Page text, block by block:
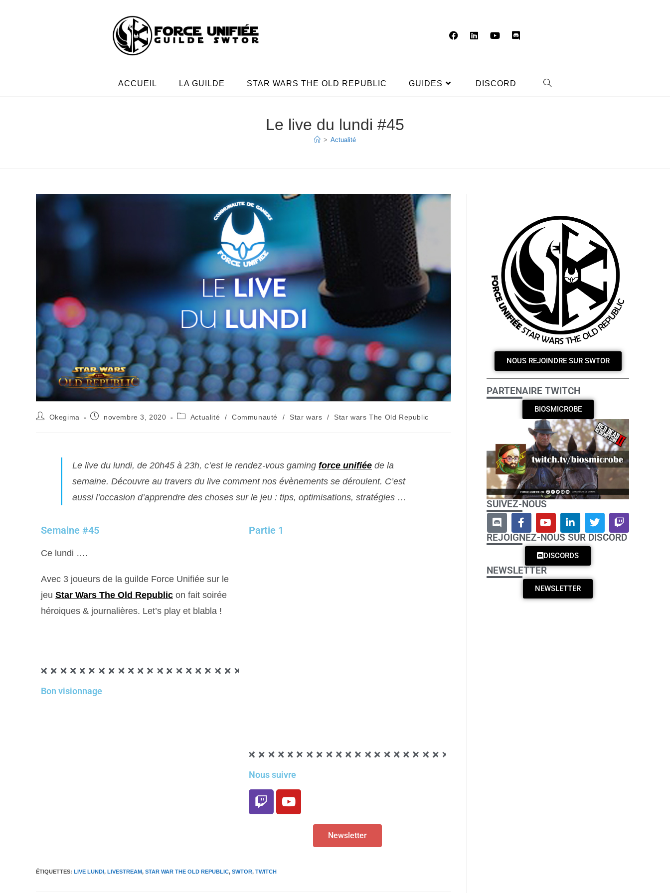
ACCUEIL LA GUILDE STAR WARS THE OLD REPUBLIC GUIDES DISCORD
Le live du lundi #45
> Actualité
Okegima novembre 3, 2020 Actualité / Communauté / Star wars / Star wars The Old Republic
Le live du lundi, de 20h45 à 23h, c’est le rendez-vous gaming force unifiée de la
semaine. Découvre au travers du live comment nos évènements se déroulent. C’est
aussi l’occasion d’apprendre des choses sur le jeu : tips, optimisations, stratégies …
Semaine #45
Ce lundi ….
Avec 3 joueurs de la guilde Force Unifiée sur le
jeu Star Wars The Old Republic on fait soirée
héroiques & journalières. Let’s play et blabla !
Bon visionnage
Partie 1
Nous suivre
Newsletter
ÉTIQUETTES: LIVE LUNDI, LIVESTREAM, STAR WAR THE OLD REPUBLIC, SWTOR, TWITCH
NOUS REJOINDRE SUR SWTOR
PARTENAIRE TWITCH
BIOSMICROBE
SUIVEZ-NOUS
REJOIGNEZ-NOUS SUR DISCORD
DISCORDS
NEWSLETTER
NEWSLETTER